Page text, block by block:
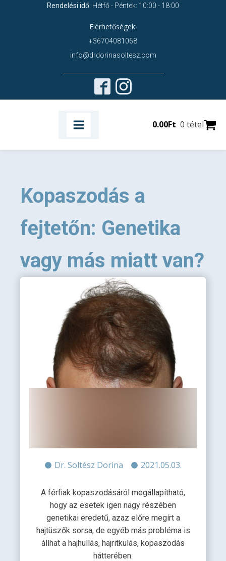
Rendelési idő: Hétfő - Péntek: 10:00 - 18:00
Elérhetőségek:
+36704081068
info@drdorinasoltesz.com
0.00Ft 0 tétel
Kopaszodás a
fejtetőn: Genetika
vagy más miatt van?
Dr. Soltész Dorina 2021.05.03.
A férfiak kopaszodásáról megállapítható,
hogy az esetek igen nagy részében
genetikai eredetű, azaz előre megírt a
hajtüszők sorsa, de egyéb más probléma is
állhat a hajhullás, hajritkulás, kopaszodás
hátterében.